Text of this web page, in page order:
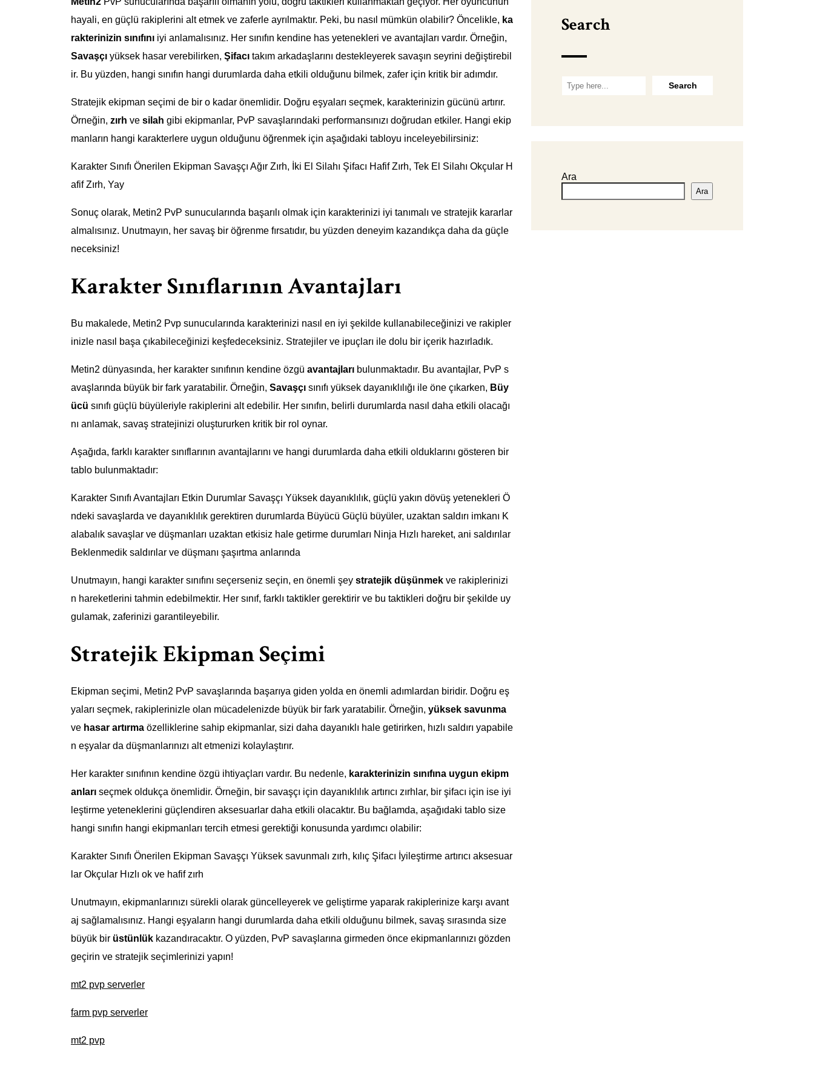
hayali, en güçlü rakiplerini alt etmek ve zaferle ayrılmaktır. Peki, bu nasıl mümkün olabilir? Öncelikle, ka
rakterinizin sınıfını iyi anlamalısınız. Her sınıfın kendine has yetenekleri ve avantajları vardır. Örneğin,
Savaşçı yüksek hasar verebilirken, Şifacı takım arkadaşlarını destekleyerek savaşın seyrini değiştirebil
ir. Bu yüzden, hangi sınıfın hangi durumlarda daha etkili olduğunu bilmek, zafer için kritik bir adımdır.
Stratejik ekipman seçimi de bir o kadar önemlidir. Doğru eşyaları seçmek, karakterinizin gücünü artırır.
Örneğin, zırh ve silah gibi ekipmanlar, PvP savaşlarındaki performansınızı doğrudan etkiler. Hangi ekip
manların hangi karakterlere uygun olduğunu öğrenmek için aşağıdaki tabloyu inceleyebilirsiniz:
Karakter Sınıfı Önerilen Ekipman Savaşçı Ağır Zırh, İki El Silahı Şifacı Hafif Zırh, Tek El Silahı Okçular H
afif Zırh, Yay
Sonuç olarak, Metin2 PvP sunucularında başarılı olmak için karakterinizi iyi tanımalı ve stratejik kararlar
almalısınız. Unutmayın, her savaş bir öğrenme fırsatıdır, bu yüzden deneyim kazandıkça daha da güçle
neceksiniz!
Karakter Sınıflarının Avantajları
Bu makalede, Metin2 Pvp sunucularında karakterinizi nasıl en iyi şekilde kullanabileceğinizi ve rakipler
inizle nasıl başa çıkabileceğinizi keşfedeceksiniz. Stratejiler ve ipuçları ile dolu bir içerik hazırladık.
Metin2 dünyasında, her karakter sınıfının kendine özgü avantajları bulunmaktadır. Bu avantajlar, PvP s
avaşlarında büyük bir fark yaratabilir. Örneğin, Savaşçı sınıfı yüksek dayanıklılığı ile öne çıkarken, Büy
ücü sınıfı güçlü büyüleriyle rakiplerini alt edebilir. Her sınıfın, belirli durumlarda nasıl daha etkili olacağı
nı anlamak, savaş stratejinizi oluştururken kritik bir rol oynar.
Aşağıda, farklı karakter sınıflarının avantajlarını ve hangi durumlarda daha etkili olduklarını gösteren bir
tablo bulunmaktadır:
Karakter Sınıfı Avantajları Etkin Durumlar Savaşçı Yüksek dayanıklılık, güçlü yakın dövüş yetenekleri Ö
ndeki savaşlarda ve dayanıklılık gerektiren durumlarda Büyücü Güçlü büyüler, uzaktan saldırı imkanı K
alabalık savaşlar ve düşmanları uzaktan etkisiz hale getirme durumları Ninja Hızlı hareket, ani saldırılar
Beklenmedik saldırılar ve düşmanı şaşırtma anlarında
Unutmayın, hangi karakter sınıfını seçerseniz seçin, en önemli şey stratejik düşünmek ve rakiplerinizi
n hareketlerini tahmin edebilmektir. Her sınıf, farklı taktikler gerektirir ve bu taktikleri doğru bir şekilde uy
gulamak, zaferinizi garantileyebilir.
Stratejik Ekipman Seçimi
Ekipman seçimi, Metin2 PvP savaşlarında başarıya giden yolda en önemli adımlardan biridir. Doğru eş
yaları seçmek, rakiplerinizle olan mücadelenizde büyük bir fark yaratabilir. Örneğin, yüksek savunma
ve hasar artırma özelliklerine sahip ekipmanlar, sizi daha dayanıklı hale getirirken, hızlı saldırı yapabile
n eşyalar da düşmanlarınızı alt etmenizi kolaylaştırır.
Her karakter sınıfının kendine özgü ihtiyaçları vardır. Bu nedenle, karakterinizin sınıfına uygun ekipm
anları seçmek oldukça önemlidir. Örneğin, bir savaşçı için dayanıklılık artırıcı zırhlar, bir şifacı için ise iyi
leştirme yeteneklerini güçlendiren aksesuarlar daha etkili olacaktır. Bu bağlamda, aşağıdaki tablo size
hangi sınıfın hangi ekipmanları tercih etmesi gerektiği konusunda yardımcı olabilir:
Karakter Sınıfı Önerilen Ekipman Savaşçı Yüksek savunmalı zırh, kılıç Şifacı İyileştirme artırıcı aksesuar
lar Okçular Hızlı ok ve hafif zırh
Unutmayın, ekipmanlarınızı sürekli olarak güncelleyerek ve geliştirme yaparak rakiplerinize karşı avant
aj sağlamalısınız. Hangi eşyaların hangi durumlarda daha etkili olduğunu bilmek, savaş sırasında size
büyük bir üstünlük kazandıracaktır. O yüzden, PvP savaşlarına girmeden önce ekipmanlarınızı gözden
geçirin ve stratejik seçimlerinizi yapın!
mt2 pvp serverler
farm pvp serverler
mt2 pvp
Search
Ara
Ara